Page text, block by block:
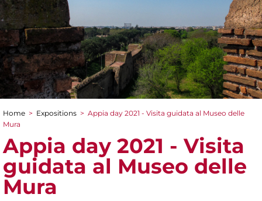
You are here
Home > Expositions > Appia day 2021 - Visita guidata al Museo delle
Mura
Appia day 2021 - Visita
guidata al Museo delle
Mura